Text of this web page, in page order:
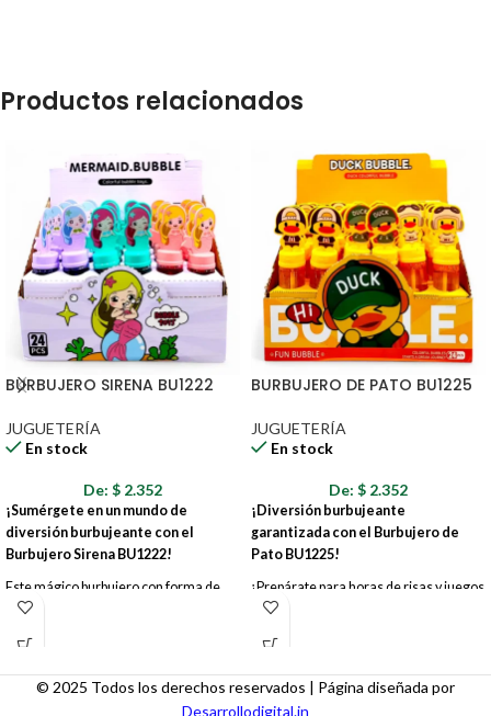
Productos relacionados
BURBUJERO SIRENA BU1222
JUGUETERÍA
En stock
De: $ 2.352
¡Sumérgete en un mundo de
diversión burbujeante con el
Burbujero Sirena BU1222!
Este mágico burbujero con forma de
sirena es el juguete perfecto para
inolvidables al aire libre. Con su diseño
encantador y colores vibrantes, el
BURBUJERO DE PATO BU1225
JUGUETERÍA
En stock
De: $ 2.352
¡Diversión burbujeante
garantizada con el Burbujero de
Pato BU1225!
¡Prepárate para horas de risas y juegos
al aire libre con este adorable burbujero
los pequeños amantes de las burbujas.
Con su diseño encantador y fácil
© 2025 Todos los derechos reservados | Página diseñada por
Desarrollodigital.in